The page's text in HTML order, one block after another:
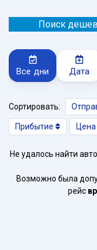
Поиск
Все дни Дата
Сортировать:
Прибытие Цена
Не удалось найти
Возможно была
рейс